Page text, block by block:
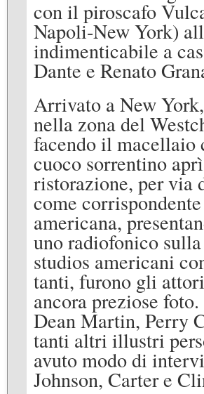
con il piroscafo
Napoli-New York)
indimenticabile a
Dante e Renato
Arrivato a New
nella zona del
facendo il macellaio
cuoco sorrentino
ristorazione, per via
come
americana,
uno radiofonico
studios americani
tanti, furono gli
ancora preziose
Dean Martin, Perry
tanti altri illustri
avuto modo di
Johnson, Carter e